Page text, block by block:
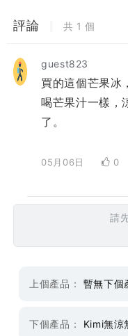
評論 共 1 個
guest823
買的這個芒果冰
喝芒果汁一樣，
了。
05月06日 0
請
上個產品： 暫無下個
下個產品： Kimi無